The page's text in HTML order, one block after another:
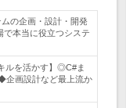
ムの企画・設計・開発
で本当に役立つシステ
ルを活かす】◎C#ま
企画設計など最上流か